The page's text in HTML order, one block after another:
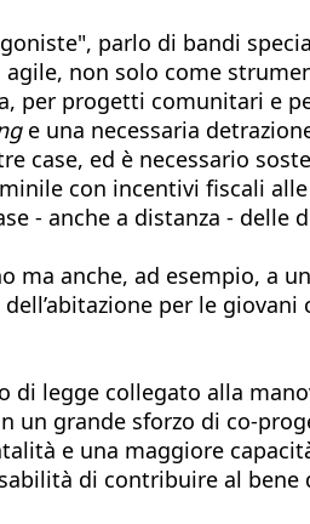
parlo di bandi
non solo come
progetti comunitari e
e una necessaria
case, ed è necessario
con incentivi fiscali
- anche a distanza - delle
ma anche, ad esempio, a
per le
legge collegato alla
grande sforzo di co-
e una maggiore
di contribuire al